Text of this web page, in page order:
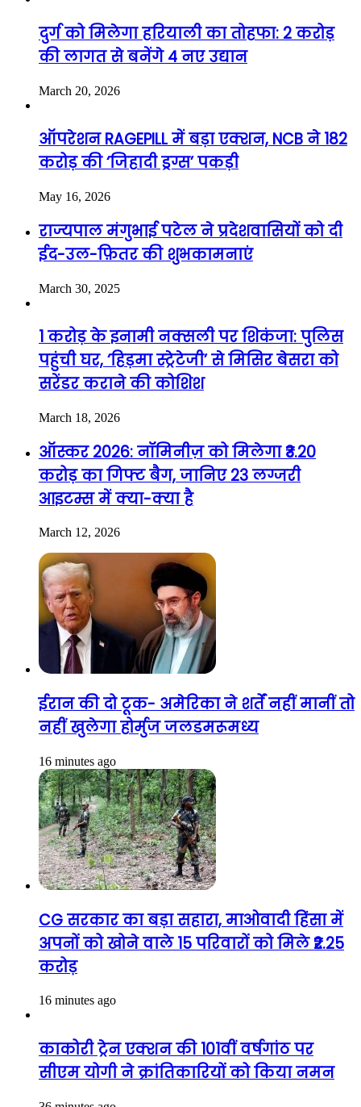
दुर्ग को मिलेगा हरियाली का तोहफा: 2 करोड़
की लागत से बनेंगे 4 नए उद्यान
March 20, 2026
ऑपरेशन RAGEPILL में बड़ा एक्शन, NCB ने 182
करोड़ की ‘जिहादी ड्रग्स’ पकड़ी
May 16, 2026
राज्यपाल मंगुभाई पटेल ने प्रदेशवासियों को दी
ईद-उल-फ़ितर की शुभकामनाएं
March 30, 2025
1 करोड़ के इनामी नक्सली पर शिकंजा: पुलिस
पहुंची घर, ‘हिड़मा स्ट्रेटेजी’ से मिसिर बेसरा को
सरेंडर कराने की कोशिश
March 18, 2026
ऑस्कर 2026: नॉमिनीज़ को मिलेगा ₹3.20
करोड़ का गिफ्ट बैग, जानिए 23 लग्जरी
आइटम्स में क्या-क्या है
March 12, 2026
ईरान की दो टूक- अमेरिका ने शर्तें नहीं मानीं तो
नहीं खुलेगा होर्मुज जलडमरूमध्य
16 minutes ago
CG सरकार का बड़ा सहारा, माओवादी हिंसा में
अपनों को खोने वाले 15 परिवारों को मिले ₹2.25
करोड़
16 minutes ago
काकोरी ट्रेन एक्शन की 101वीं वर्षगांठ पर
सीएम योगी ने क्रांतिकारियों को किया नमन